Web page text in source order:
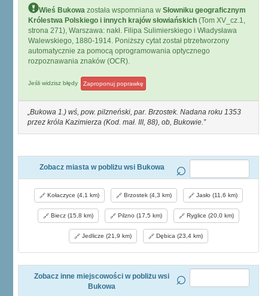
Wieś Bukowa została wspomniana w Słowniku geograficznym
Królestwa Polskiego i innych krajów słowiańskich (Tom XV_cz.1,
strona 271), Warszawa: nakł. Filipa Sulimierskiego i Władysława
Walewskiego, 1880-1914. Poniższy cytat został ptrzetworzony
automatycznie za pomocą oprogramowania optycznego
rozpoznawania znaków (OCR).
Jeśli widzisz błędy Zaproponuj poprawkę
Bukowa 1.) wś, pow. pilzneński, par. Brzostek. Nadana roku 1353
przez króla Kazimierza (Kod. mał. III, 88), ob, Bukowie.
Zobacz miasta w pobliżu wsi Bukowa
Kołaczyce (4,1 km) Brzostek (4,3 km) Jasło (11,6 km)
Biecz (15,8 km) Pilzno (17,5 km) Ryglice (20,0 km)
Jedlicze (21,9 km) Dębica (23,4 km)
Zobacz inne miejscowości w pobliżu wsi
Bukowa